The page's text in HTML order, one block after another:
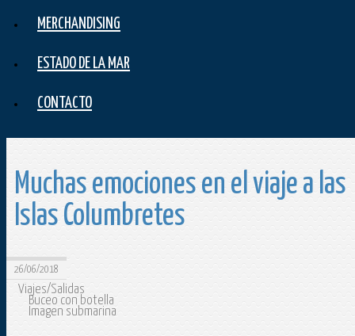
MERCHANDISING
ESTADO DE LA MAR
CONTACTO
Muchas emociones en el viaje a las
Islas Columbretes
26/06/2018
Viajes/Salidas
Buceo con botella
Imagen submarina